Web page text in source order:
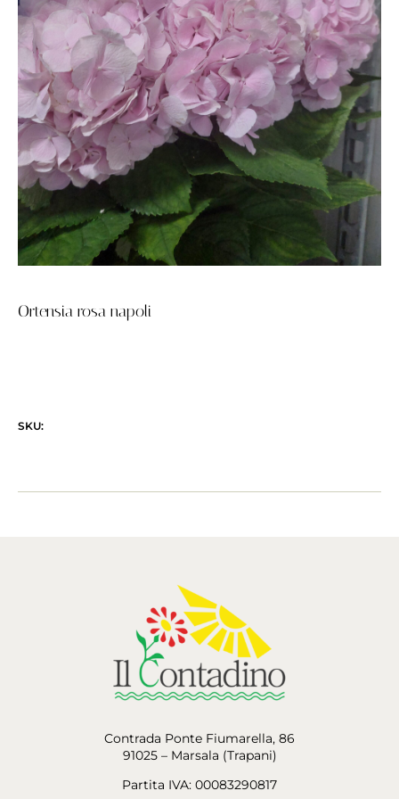
Ortensia rosa napoli
SKU:
Contrada Ponte Fiumarella, 86
91025 – Marsala (Trapani)
Partita IVA: 00083290817